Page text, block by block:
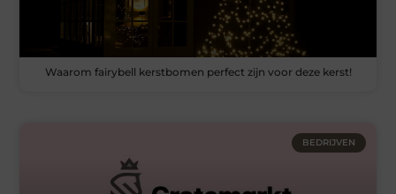
Waarom fairybell kerstbomen perfect zijn voor deze kerst!
BEDRIJVEN